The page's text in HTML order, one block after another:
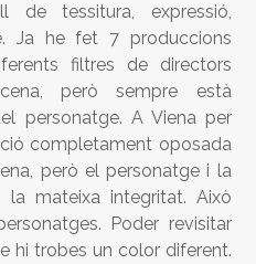
de tessitura, expressió,
Ja he fet 7 produccions
filtres de directors
però sempre està
personatge. A Viena per
completament oposada
però el personatge i la
la mateixa integritat. Això
Poder revisitar
hi trobes un color diferent.